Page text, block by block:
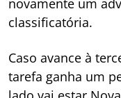
classificatória.
Caso avance à
tarefa ganha um